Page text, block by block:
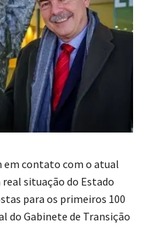
em contato com o atual
situação do Estado
para os primeiros 100
do Gabinete de Transição